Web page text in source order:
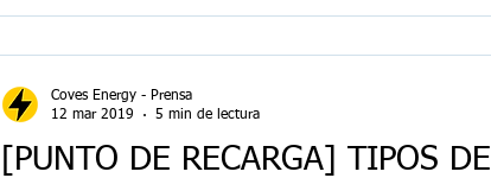
[PUNTO DE RECARGA] TIPOS DE
Coves Energy - Prensa
12 mar 2019
5 min de lectura